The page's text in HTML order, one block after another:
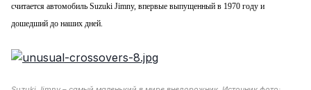
считается автомобиль Suzuki Jimny, впервые выпущенный в 1970 году и
дошедший до наших дней.